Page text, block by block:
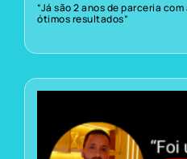
“Já são 2 anos de parceria
ótimos resultados”